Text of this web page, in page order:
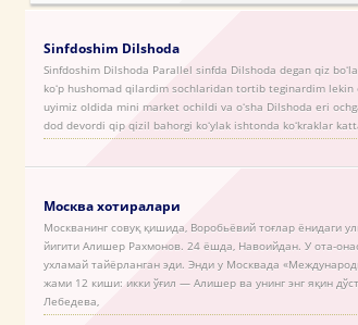
Sinfdoshim Dilshoda
Sinfdoshim Dilshoda Parallel sinfda Dilshoda degan qiz
koʻp hushomad qilardim sochlaridan tortib teginardim lekin
uyimiz oldida mini market ochildi va oʻsha Dilshoda eri
dod devordi qip qizil bahorgi koʻylak ishtonda koʻkraklar
Москва хотиралари
Москванинг совуқ қишида, Воробьёвий тоғлар ёнидаги
йигити Алишер Рахмонов. 24 ёшда, Навоийдан. У ота-
ухламай тайёрланган эди. Энди у Москвада
жами 12 киши: икки ўғил — Алишер ва унинг энг яқин
Лебедева,